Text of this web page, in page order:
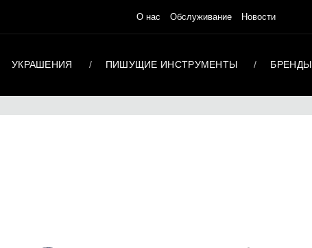
О нас Обслуживание Новости
УКРАШЕНИЯ ПИШУЩИЕ ИНСТРУМЕНТЫ БРЕНДЫ